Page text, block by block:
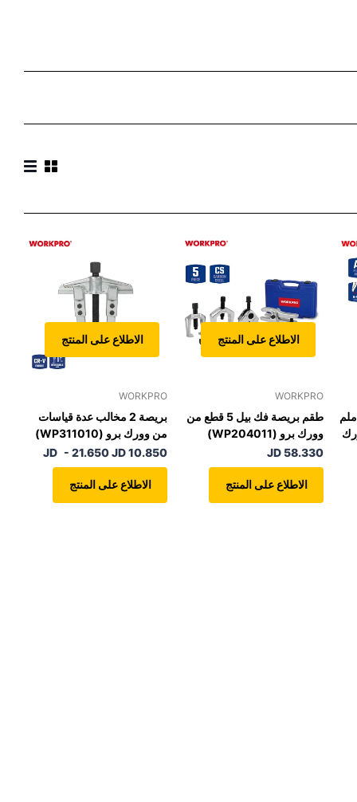
صناعية 2 مخلب 48 ملم
الاطلاع على المنتج
WORKPRO
طقم بريصة فك بيل 5 قطع من
وورك برو (WP204011)
58.330 JD
الاطلاع على المنتج
الاطلاع على المنتج
WORKPRO
بريصة 2 مخالب عدة قياسات
من وورك برو (WP311010)
10.850 JD
- 21.650 JD
الاطلاع على المنتج